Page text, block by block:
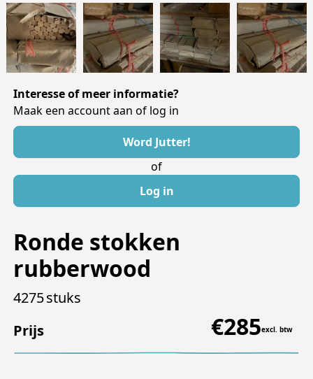
Interesse of meer informatie?
Maak een account aan of log in
Word Jutter!
of
Log in
Ronde stokken
rubberwood
4275stuks
Prijs
€285excl. btw